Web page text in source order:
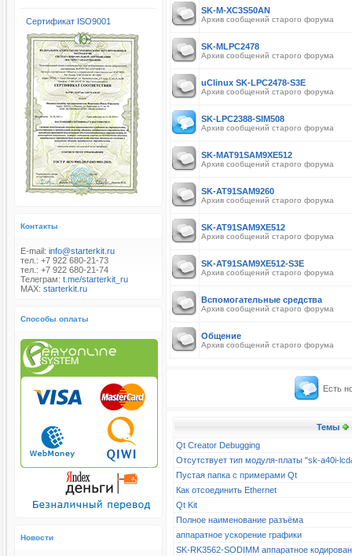
Сертификат ISO9001
Контакты
E-mail: info@starterkit.ru
тел.: +7 922 680-21-73
тел.: +7 922 680-21-74
Телеграм: t.me/starterkit_ru
MAX: starterkit.ru
Способы оплаты
Новости
SK-M-XC3S50AN
Архив сообщений старого форума
SK-MLPC2478
Архив сообщений старого форума
uClinux SK-LPC2478-S3E
Архив сообщений старого форума
SK-LPC2388-SIM508
Архив сообщений старого форума
SK-MAT91SAM9XE512
Архив сообщений старого форума
SK-AT91SAM9260
Архив сообщений старого форума
SK-AT91SAM9XE512
Архив сообщений старого форума
SK-AT91SAM9XE512-S3E
Архив сообщений старого форума
Вспомогательные средства
Архив сообщений старого форума
Общение
Архив сообщений старого форума
Есть
Темы
Qt Creator Debugging
Отсутствует тип модуля-платы "sk-a40i-
Пустая папка с примерами Qt
Как отсоединить Ethernet
Qt Kit
Полное наименование разъёма
аппаратное ускорение графики
SK-RK3562-SODIMM аппаратное